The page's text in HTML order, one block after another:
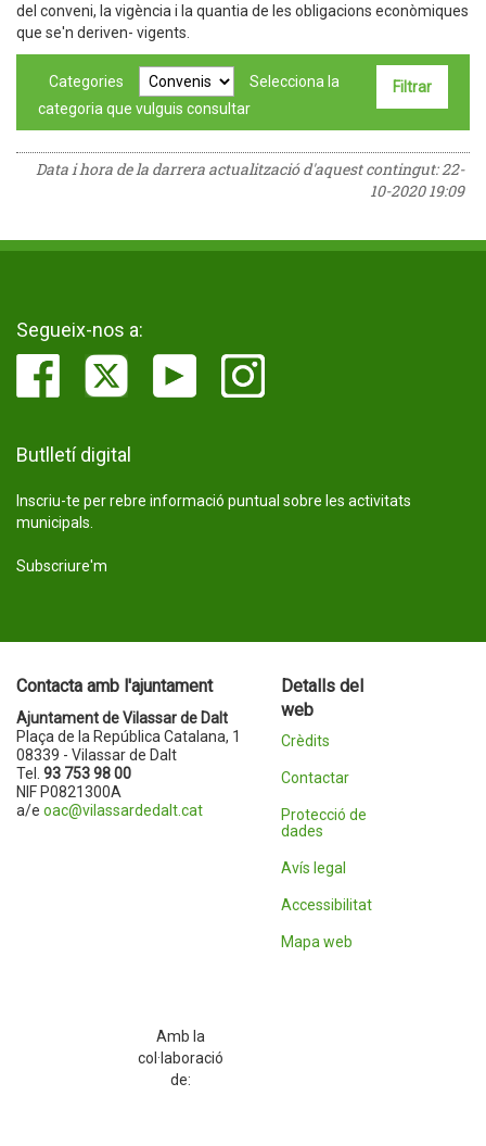
del conveni, la vigència i la quantia de les obligacions econòmiques
que se'n deriven- vigents.
Categories
Selecciona la
categoria que vulguis consultar
Data i hora de la darrera actualització d'aquest contingut:22-
10-2020 19:09
Segueix-nos a:
Butlletí digital
Inscriu-te per rebre informació puntual sobre les activitats
municipals.
Subscriure'm
Contacta amb l'ajuntament
Ajuntament de Vilassar de Dalt
Plaça de la República Catalana, 1
08339 - Vilassar de Dalt
Tel. 93 753 98 00
NIF P0821300A
a/e oac@vilassardedalt.cat
Detalls del
web
Crèdits
Contactar
Protecció de
dades
Avís legal
Accessibilitat
Mapa web
Amb la
col·laboració
de: